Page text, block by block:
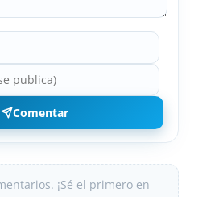
Comentar
¡Sé el primero en